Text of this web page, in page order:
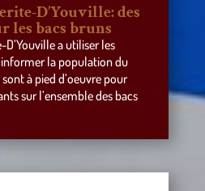
D’Youville: des
les bacs bruns
D’Youville a utiliser les
la population du
à pied d’oeuvre pour
sur l’ensemble des bacs